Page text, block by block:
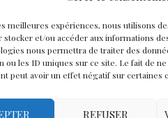
meilleures expériences, nous utilisons
stocker et/ou accéder aux informations
nous permettra de traiter des
ou les ID uniques sur ce site. Le fait de
peut avoir un effet négatif sur certaines
REFUSER
M'INSCRIS